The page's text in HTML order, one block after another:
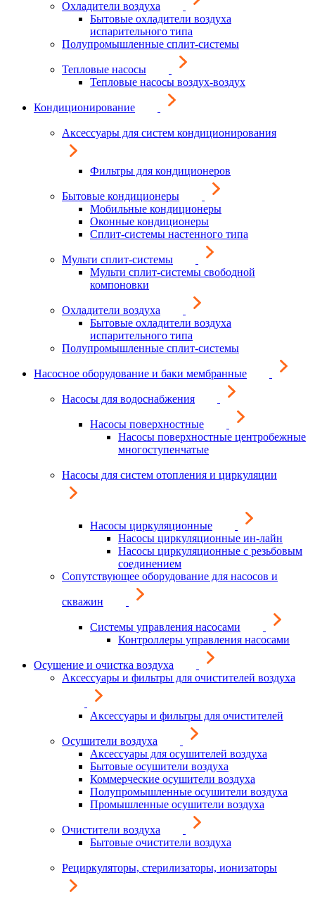
Охладители воздуха
Бытовые охладители воздуха
испарительного типа
Полупромышленные сплит-системы
Тепловые насосы
Тепловые насосы воздух-воздух
Кондиционирование
Аксессуары для систем кондиционирования
Фильтры для кондиционеров
Бытовые кондиционеры
Мобильные кондиционеры
Оконные кондиционеры
Сплит-системы настенного типа
Мульти сплит-системы
Мульти сплит-системы свободной
компоновки
Охладители воздуха
Бытовые охладители воздуха
испарительного типа
Полупромышленные сплит-системы
Насосное оборудование и баки мембранные
Насосы для водоснабжения
Насосы поверхностные
Насосы поверхностные центробежные
многоступенчатые
Насосы для систем отопления и циркуляции
Насосы циркуляционные
Насосы циркуляционные ин-лайн
Насосы циркуляционные с резьбовым
соединением
Сопутствующее оборудование для насосов и
скважин
Системы управления насосами
Контроллеры управления насосами
Осушение и очистка воздуха
Аксессуары и фильтры для очистителей воздуха
Аксессуары и фильтры для очистителей
Осушители воздуха
Аксессуары для осушителей воздуха
Бытовые осушители воздуха
Коммерческие осушители воздуха
Полупромышленные осушители воздуха
Промышленные осушители воздуха
Очистители воздуха
Бытовые очистители воздуха
Рециркуляторы, стерилизаторы, ионизаторы